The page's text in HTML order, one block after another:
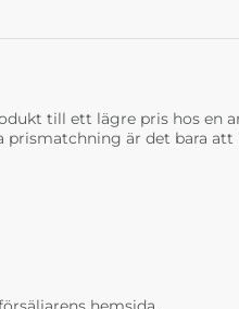
till ett lägre pris hos en
är det bara att